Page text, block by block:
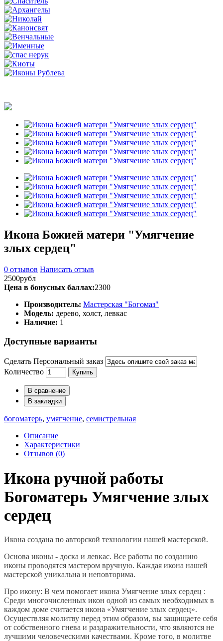
Икона Божией матери "Умягчение
злых сердец"
0 отзывов Написать отзыв
2500рубл
Цена в бонусных баллах:2300
Производитель: Мастерская "Богомаз"
Модель: дерево, холст, левкас
Наличие: 1
Доступные варианты
Сделать Персональный заказ
Количество
Купить
В сравнение
В закладки
богоматерь, умягчение, семистрельная
Описание
Характеристики
Отзывов (0)
Икона ручной работы
Богоматерь Умягчение злых
сердец
Икона создана по авторской технологии нашей мастерской.
Основа иконы - доска и левкас. Все работы по созданию
иконы проводятся мастером вручную. Каждая икона нашей
мастерской уникальна и неповторима.
Про икону: В чем помогает икона Умягчение злых сердец :
Среди многочисленных икон одной из самых необходимых в
каждом доме считается икона «Умягчение злых сердец».
Осуществляя молитву перед этим образом, вы защищаете себя
от собственного гнева и раздражительности, что являются не
лучшими человеческими качествами. Кроме того, в молитве